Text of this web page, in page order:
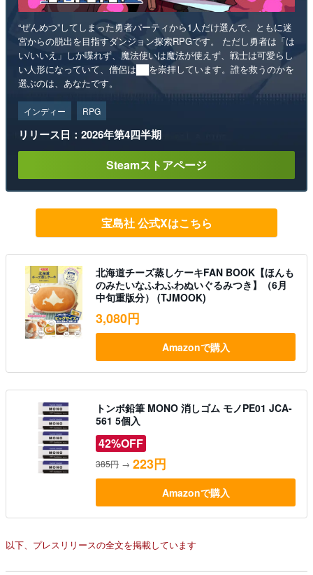
“ぜんめつ”してしまった勇者パーティから1人だけ選んで、ともに迷
宮からの脱出を目指すダンジョン探索RPGです。 ただし勇者は「は
い/いいえ」しか喋れず、魔法使いは魔法が使えず、戦士は可愛らし
い人形になっていて、僧侶は██を崇拝しています。誰を救うのかを
選ぶのは、あなたです。
インディー RPG
リリース日：2026年第4四半期
Steamストアページ
宝島社 公式Xはこちら
北海道チーズ蒸しケーキFAN BOOK【ほんも
のみたいなふわふわぬいぐるみつき】（6月
中旬重版分） (TJMOOK)
3,080円
Amazonで購入
トンボ鉛筆 MONO 消しゴム モノPE01 JCA-
561 5個入
42%OFF
385円 → 223円
Amazonで購入
以下、プレスリリースの全文を掲載しています